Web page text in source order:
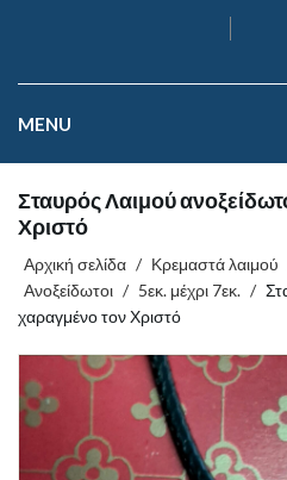
MENU
Σταυρός Λαιμού
Χριστό
Αρχική σελίδα / Κρεμαστά λαιμού
Ανοξείδωτοι / 5εκ. μέχρι 7εκ. /
χαραγμένο τον Χριστό